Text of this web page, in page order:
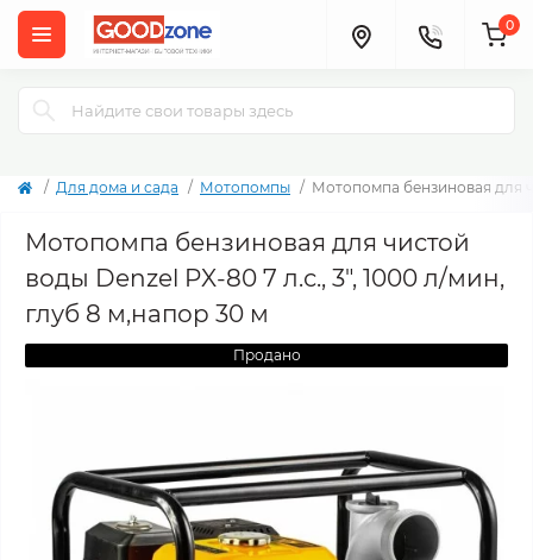
0
Для дома и сада Мотопомпы Мотопомпа бензиновая для
Мотопомпа бензиновая для чистой
воды Denzel PX-80 7 л.с., 3", 1000 л/мин,
глуб 8 м,напор 30 м
Продано